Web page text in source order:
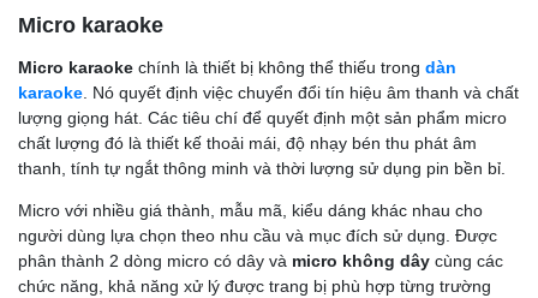
Micro karaoke
Micro karaoke chính là thiết bị không thể thiếu trong dàn
karaoke. Nó quyết định việc chuyển đổi tín hiệu âm thanh và chất
lượng giọng hát. Các tiêu chí để quyết định một sản phẩm micro
chất lượng đó là thiết kế thoải mái, độ nhạy bén thu phát âm
thanh, tính tự ngắt thông minh và thời lượng sử dụng pin bền bỉ.
Micro với nhiều giá thành, mẫu mã, kiểu dáng khác nhau cho
người dùng lựa chọn theo nhu cầu và mục đích sử dụng. Được
phân thành 2 dòng micro có dây và micro không dây cùng các
chức năng, khả năng xử lý được trang bị phù hợp từng trường